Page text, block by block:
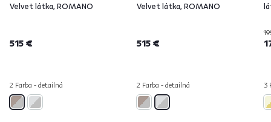
Velvet látka, ROMANO
515 €
2 Farba - detailná
Velvet látka, ROMANO
515 €
2 Farba - detailná 3